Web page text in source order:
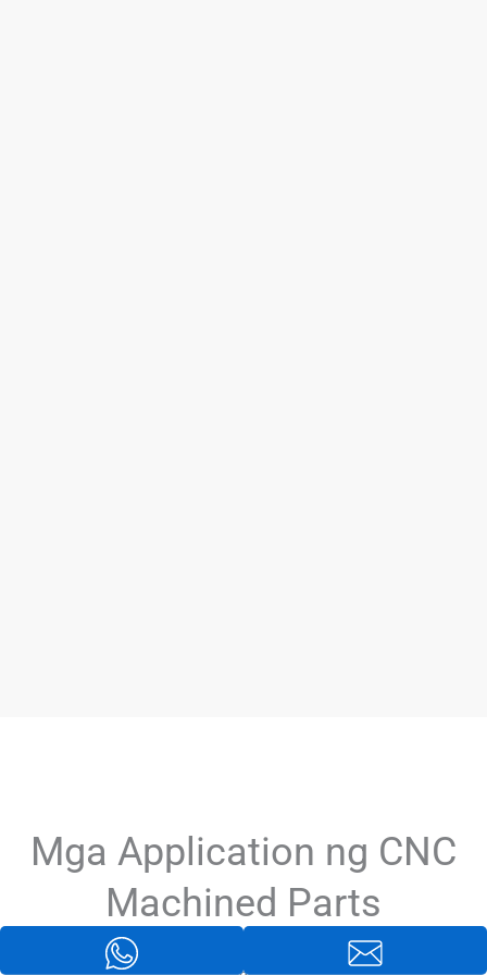
Mga Application ng CNC
Machined Parts
Ang aming CNC machining ay